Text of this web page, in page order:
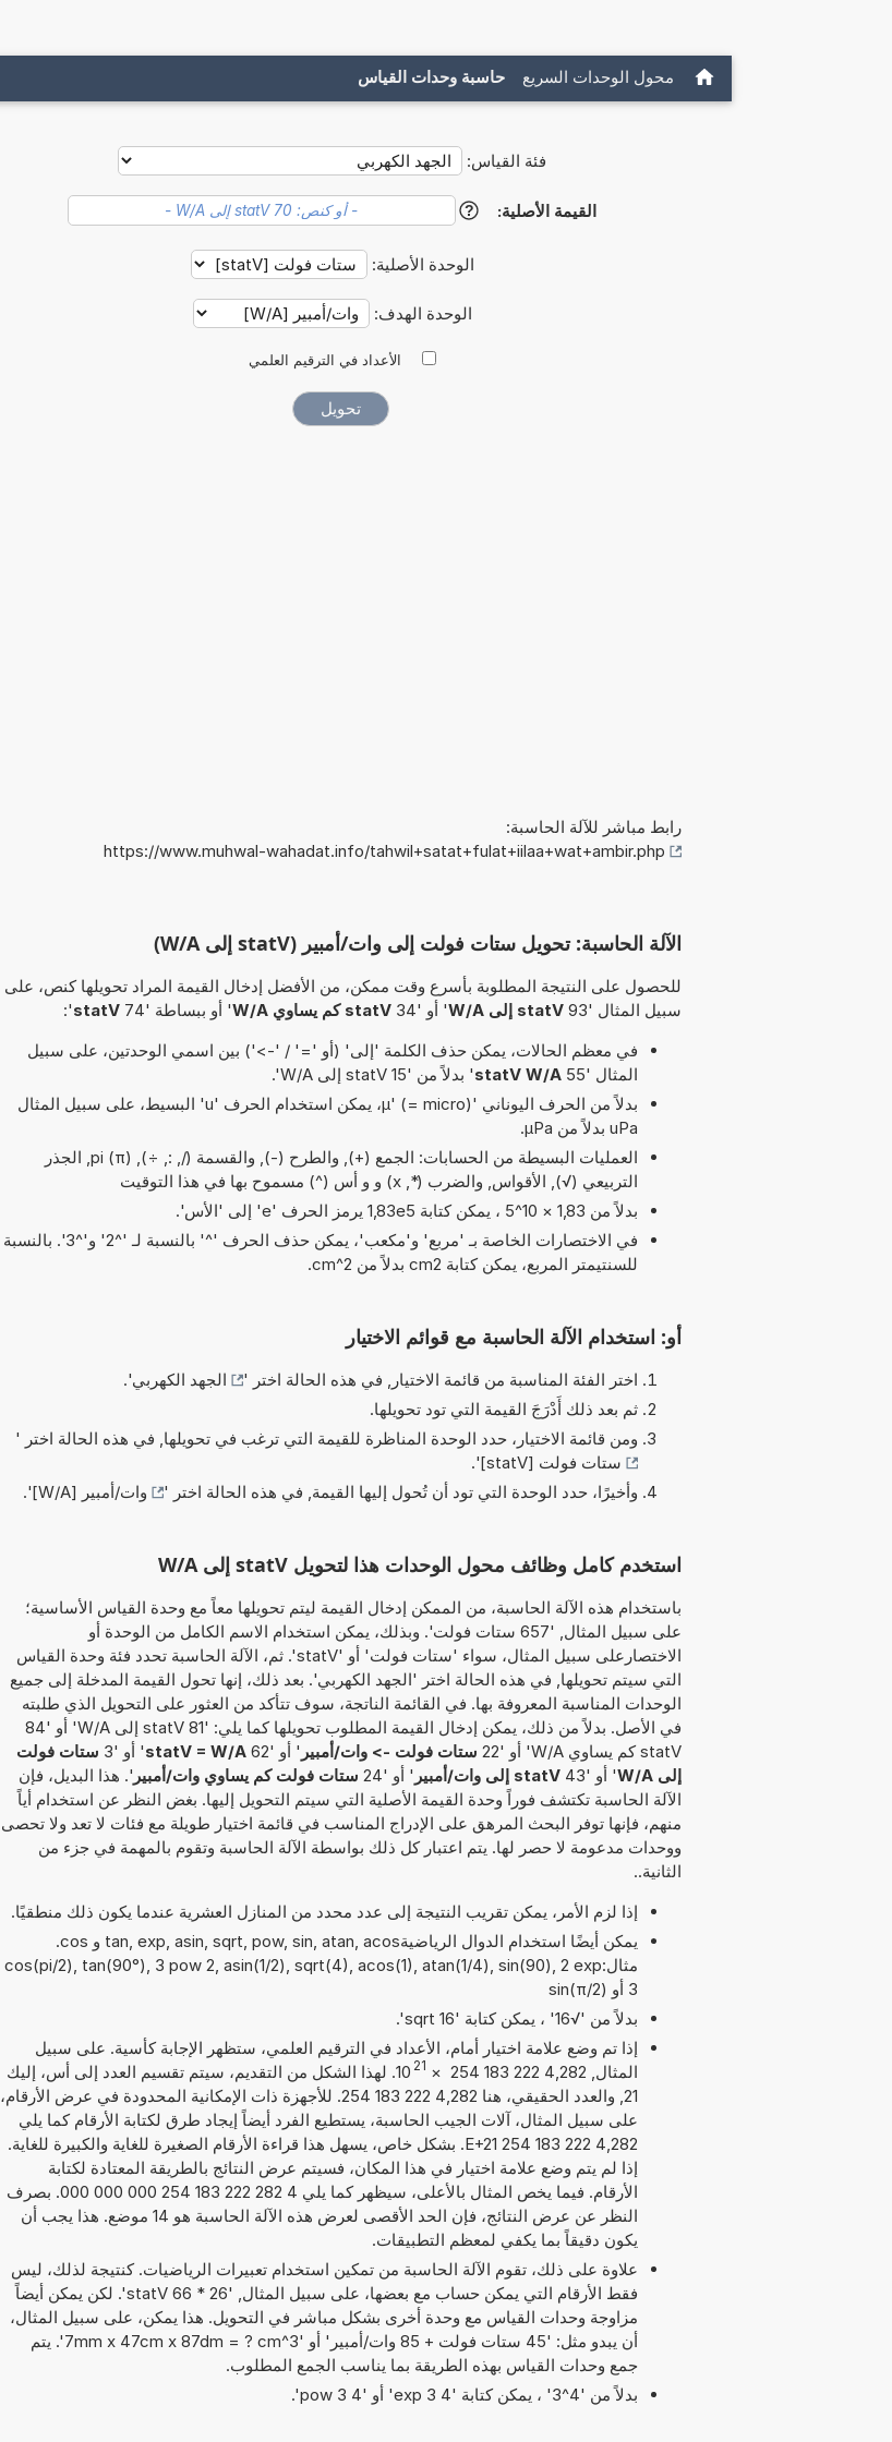
محول الوحدات السريع حاسبة وحدات القياس
فئة القياس:
القيمة الأصلية: ?
الوحدة الأصلية:
الوحدة الهدف:
الأعداد في الترقيم العلمي
رابط مباشر للآلة الحاسبة:
https://www.muhwal-wahadat.info/tahwil+satat+fulat+iilaa+wat+ambir.php
الآلة الحاسبة: تحويل ستات فولت إلى وات/أمبير (statV إلى W/A)
للحصول على النتيجة المطلوبة بأسرع وقت ممكن، من الأفضل إدخال القيمة المراد تحويلها كنص، على
سبيل المثال '93
statV إلى W/A ' أو '34 statV كم يساوي W/A ' أو ببساطة '74 statV
':
في معظم الحالات، يمكن حذف الكلمة 'إلى' (أو '=' / '->') بين اسمي الوحدتين، على سبيل
المثال '55
statV W/A' بدلاً من '15 statV إلى W/A'.
بدلاً من الحرف اليوناني 'µ' (= micro)، يمكن استخدام الحرف 'u' البسيط، على سبيل المثال
uPa بدلاً من µPa.
العمليات البسيطة من الحسابات: الجمع (+), والطرح (-), والقسمة (/, :, ÷), pi (π), الجذر
التربيعي (√), الأقواس, والضرب (*, x) و و أس (^) مسموح بها في هذا التوقيت
بدلاً من 1,83 × 10^5 ، يمكن كتابة 1,83e5 يرمز الحرف 'e' إلى 'الأس'.
في الاختصارات الخاصة بـ 'مربع' و'مكعب'، يمكن حذف الحرف '^' بالنسبة لـ '^2' و'^3'. بالنسبة
للسنتيمتر المربع، يمكن كتابة cm2 بدلاً من cm^2.
أو: استخدام الآلة الحاسبة مع قوائم الاختيار
اختر الفئة المناسبة من قائمة الاختيار, في هذه الحالة اختر ' الجهد الكهربي'.
ثم بعد ذلك أَدْرَجَ القيمة التي تود تحويلها.
ومن قائمة الاختيار، حدد الوحدة المناظرة للقيمة التي ترغب في تحويلها, في هذه الحالة اختر '
ستات فولت [statV]
'.
وأخيرًا، حدد الوحدة التي تود أن تُحول إليها القيمة, في هذه الحالة اختر '
وات/أمبير [W/A] '.
استخدم كامل وظائف محول الوحدات هذا لتحويل statV إلى W/A
باستخدام هذه الآلة الحاسبة، من الممكن إدخال القيمة ليتم تحويلها معاً مع وحدة القياس الأساسية؛
على سبيل المثال, '657 ستات فولت'. وبذلك، يمكن استخدام الاسم الكامل من الوحدة أو
الاختصارعلى سبيل المثال، سواء 'ستات فولت' أو 'statV'. ثم، الآلة الحاسبة تحدد فئة وحدة القياس
التي سيتم تحويلها, في هذه الحالة اختر 'الجهد الكهربي'. بعد ذلك، إنها تحول القيمة المدخلة إلى جميع
الوحدات المناسبة المعروفة بها. في القائمة الناتجة، سوف تتأكد من العثور على التحويل الذي طلبته
في الأصل. بدلاً من ذلك، يمكن إدخال القيمة المطلوب تحويلها كما يلي: '81 statV إلى W/A' أو '84
statV كم يساوي W/A' أو '22
ستات فولت -> وات/أمبير ' أو '62 statV = W/A' أو '3
ستات فولت
إلى W/A
' أو '43 statV إلى وات/أمبير ' أو '24 ستات فولت كم يساوي وات/أمبير '. هذا البديل، فإن
الآلة الحاسبة تكتشف فوراً وحدة القيمة الأصلية التي سيتم التحويل إليها. بغض النظر عن استخدام أياً
منهم، فإنها توفر البحث المرهق على الإدراج المناسب في قائمة اختيار طويلة مع فئات لا تعد ولا تحصى
ووحدات مدعومة لا حصر لها. يتم اعتبار كل ذلك بواسطة الآلة الحاسبة وتقوم بالمهمة في جزء من
الثانية..
إذا لزم الأمر، يمكن تقريب النتيجة إلى عدد محدد من المنازل العشرية عندما يكون ذلك منطقيًا.
يمكن أيضًا استخدام الدوال الرياضيةtan, exp, asin, sqrt, pow, sin, atan, acos و cos.
مثال:cos(pi/2), tan(90°), 3 pow 2, asin(1/2), sqrt(4), acos(1), atan(1/4), sin(90), 2 exp
3 أو sin(π/2)
بدلاً من '√16' ، يمكن كتابة 'sqrt 16'.
إذا تم وضع علامة اختيار أمام، الأعداد في الترقيم العلمي، ستظهر الإجابة كأسية. على سبيل
المثال, 4,282 222 183 254
×
10 21
. لهذا الشكل من التقديم، سيتم تقسيم العدد إلى أس، إليك
21, والعدد الحقيقي، هنا 4,282 222 183 254. للأجهزة ذات الإمكانية المحدودة في عرض الأرقام،
على سبيل المثال، آلات الجيب الحاسبة، يستطيع الفرد أيضاً إيجاد طرق لكتابة الأرقام كما يلي
4,282 222 183 254 E+21. بشكل خاص، يسهل هذا قراءة الأرقام الصغيرة للغاية والكبيرة للغاية.
إذا لم يتم وضع علامة اختيار في هذا المكان، فسيتم عرض النتائج بالطريقة المعتادة لكتابة
الأرقام. فيما يخص المثال بالأعلى، سيظهر كما يلي 4 282 222 183 254 000 000 000. بصرف
النظر عن عرض النتائج، فإن الحد الأقصى لعرض هذه الآلة الحاسبة هو 14 موضع. هذا يجب أن
يكون دقيقاً بما يكفي لمعظم التطبيقات.
علاوة على ذلك، تقوم الآلة الحاسبة من تمكين استخدام تعبيرات الرياضيات. كنتيجة لذلك، ليس
فقط الأرقام التي يمكن حساب مع بعضها، على سبيل المثال, '26 * 66 statV'. لكن يمكن أيضاً
مزاوجة وحدات القياس مع وحدة أخرى بشكل مباشر في التحويل. هذا يمكن، على سبيل المثال،
أن يبدو مثل: '45 ستات فولت + 85 وات/أمبير' أو '7mm x 47cm x 87dm = ? cm^3'. يتم
جمع وحدات القياس بهذه الطريقة بما يناسب الجمع المطلوب.
بدلاً من '4^3' ، يمكن كتابة '4 exp 3' أو '4 pow 3'.